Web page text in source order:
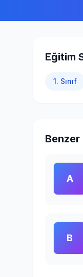
Eğitim
1. Sınıf
A
B